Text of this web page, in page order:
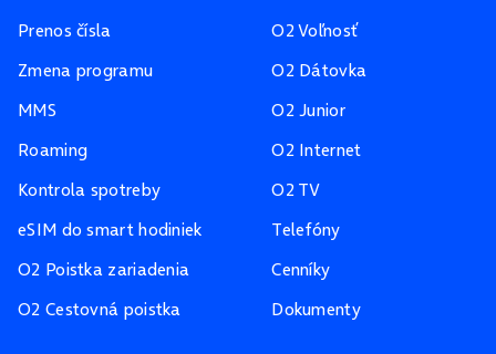
Prenos čísla
Zmena programu
MMS
Roaming
Kontrola spotreby
eSIM do smart hodiniek
O2 Poistka zariadenia
O2 Cestovná poistka
O2 Voľnosť
O2 Dátovka
O2 Junior
O2 Internet
O2 TV
Telefóny
Cenníky
Dokumenty